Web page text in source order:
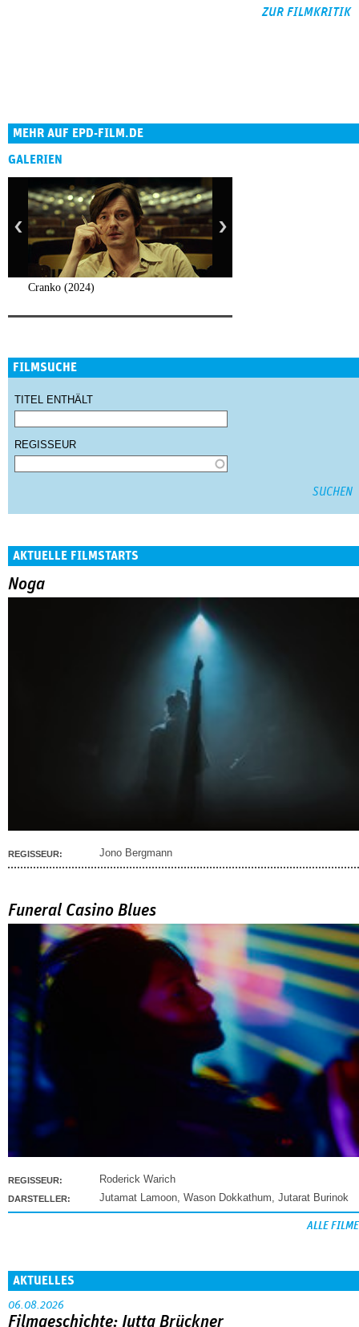
ZUR FILMKRITIK
MEHR AUF EPD-FILM.DE
GALERIEN
Cranko (2024)
FILMSUCHE
TITEL ENTHÄLT
REGISSEUR
AKTUELLE FILMSTARTS
Noga
REGISSEUR: Jono Bergmann
Funeral Casino Blues
REGISSEUR: Roderick Warich
DARSTELLER: Jutamat Lamoon, Wason Dokkathum, Jutarat Burinok
ALLE FILME
AKTUELLES
06.08.2026
Filmgeschichte: Jutta Brückner